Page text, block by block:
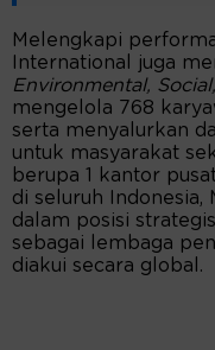
Melengkapi
International juga
Environmental,
mengelola 768
serta menyalurkan
untuk masyarakat
berupa 1 kantor
di seluruh Indonesia,
dalam posisi
sebagai lembaga
diakui secara global.